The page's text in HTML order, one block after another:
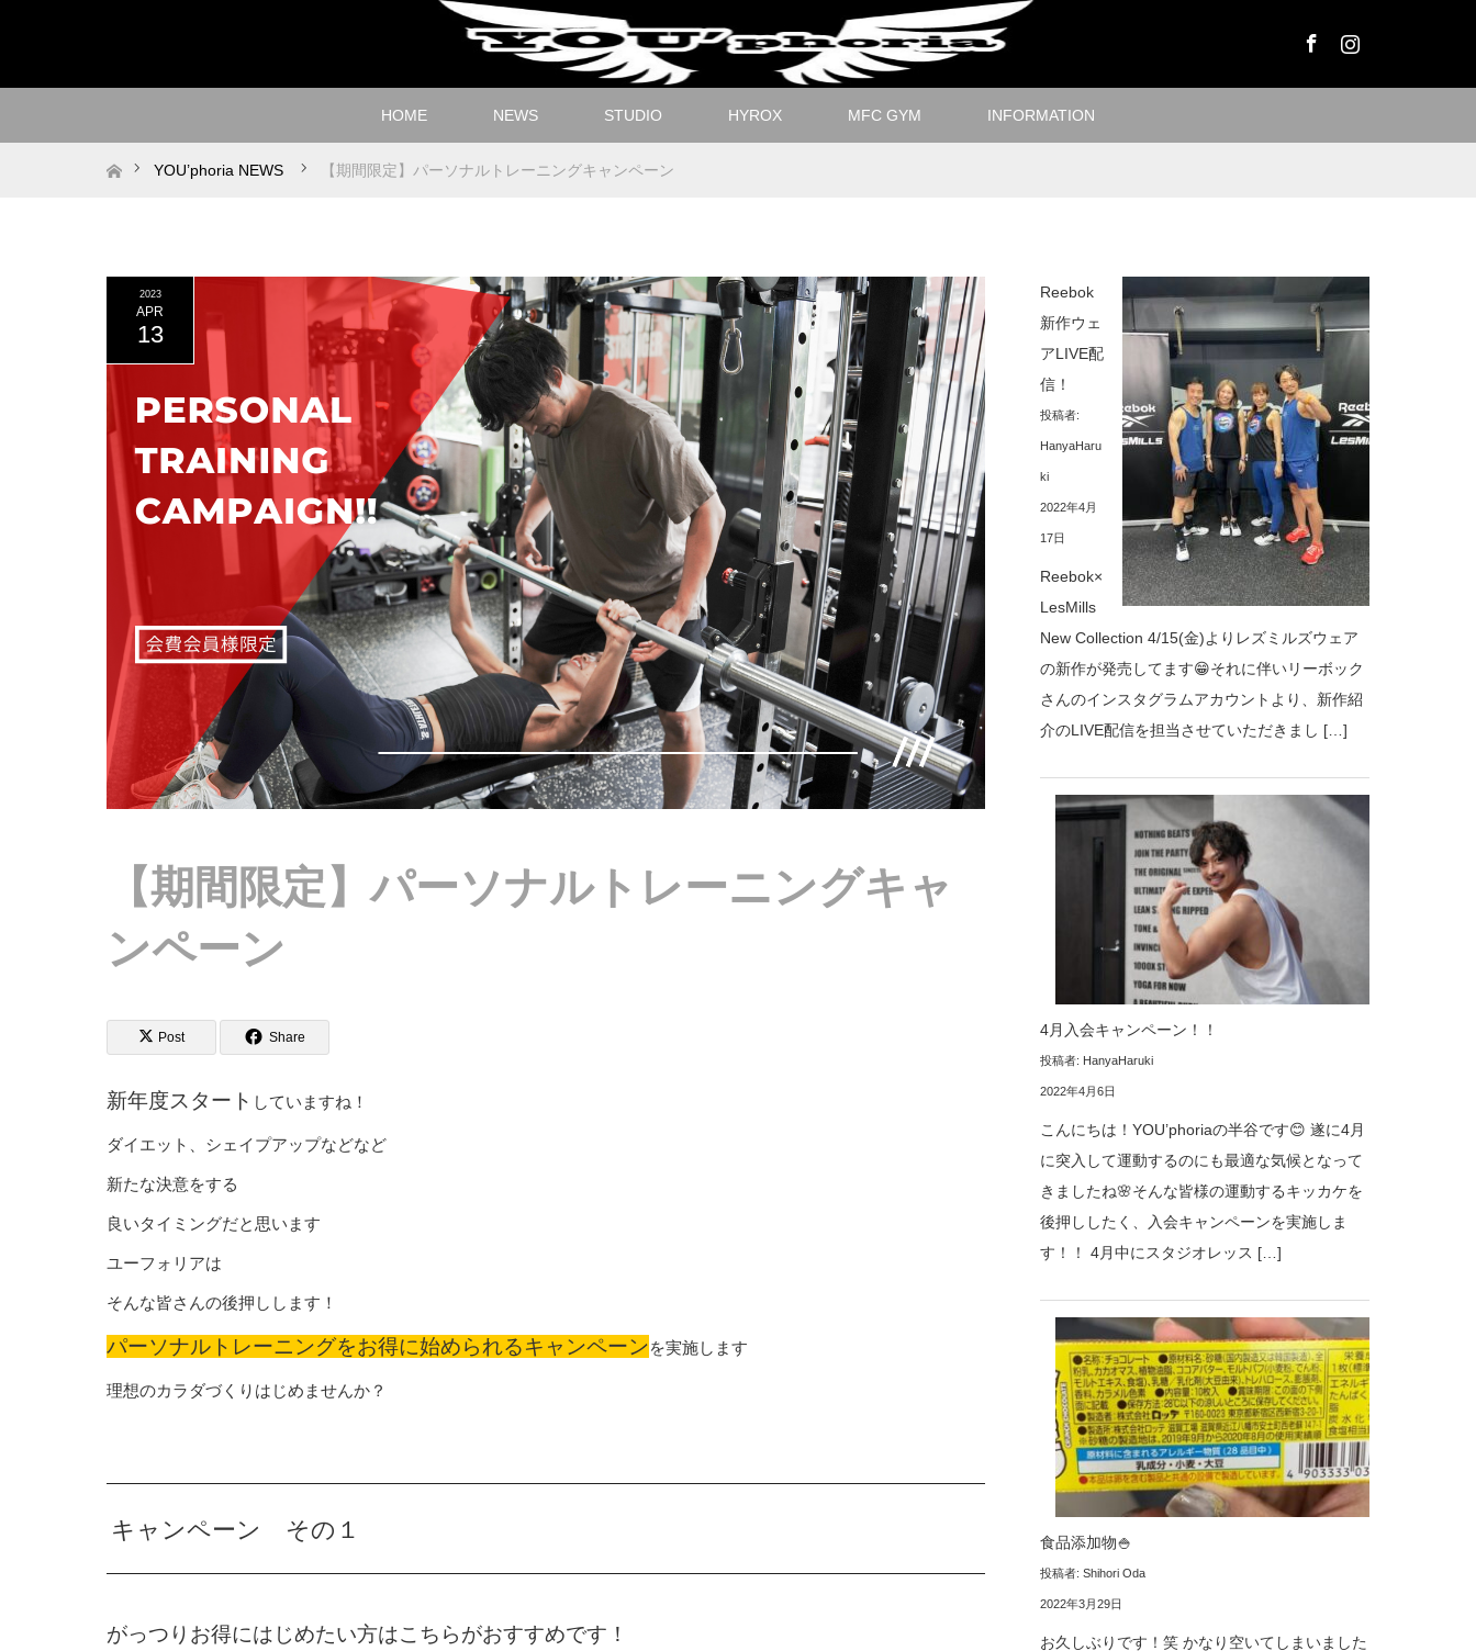
HOME NEWS STUDIO HYROX MFC GYM INFORMATION
ホームYOU’phoria NEWS 【期間限定】パーソナルトレーニングキャンペーン
2023
APR
13
【期間限定】パーソナルトレーニングキャ
ンペーン
Post Share
新年度スタート していますね！
ダイエット、シェイプアップなどなど
新たな決意をする
良いタイミングだと思います
ユーフォリアは
そんな皆さんの後押しします！
パーソナルトレーニングをお得に始められるキャンペーンを実施します
理想のカラダづくりはじめませんか？
キャンペーン その１
がっつりお得にはじめたい方はこちらがおすすめです！
Reebok
新作ウェ
アLIVE配
信！
投稿者:
HanyaHaru
ki
2022年4月
17日
Reebok×
LesMills
New Collection 4/15(金)よりレズミルズウェア
の新作が発売してます😁それに伴いリーボック
さんのインスタグラムアカウントより、新作紹
介のLIVE配信を担当させていただきまし […]
4月入会キャンペーン！！
投稿者: HanyaHaruki
2022年4月6日
こんにちは！YOU’phoriaの半谷です😊 遂に4月
に突入して運動するのにも最適な気候となって
きましたね🌸そんな皆様の運動するキッカケを
後押ししたく、入会キャンペーンを実施しま
す！！ 4月中にスタジオレッス […]
食品添加物🍚
投稿者: Shihori Oda
2022年3月29日
お久しぶりです！笑 かなり空いてしまいました